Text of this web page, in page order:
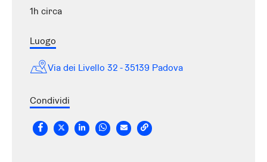
1h circa
Luogo
Via dei Livello 32 - 35139 Padova
Condividi